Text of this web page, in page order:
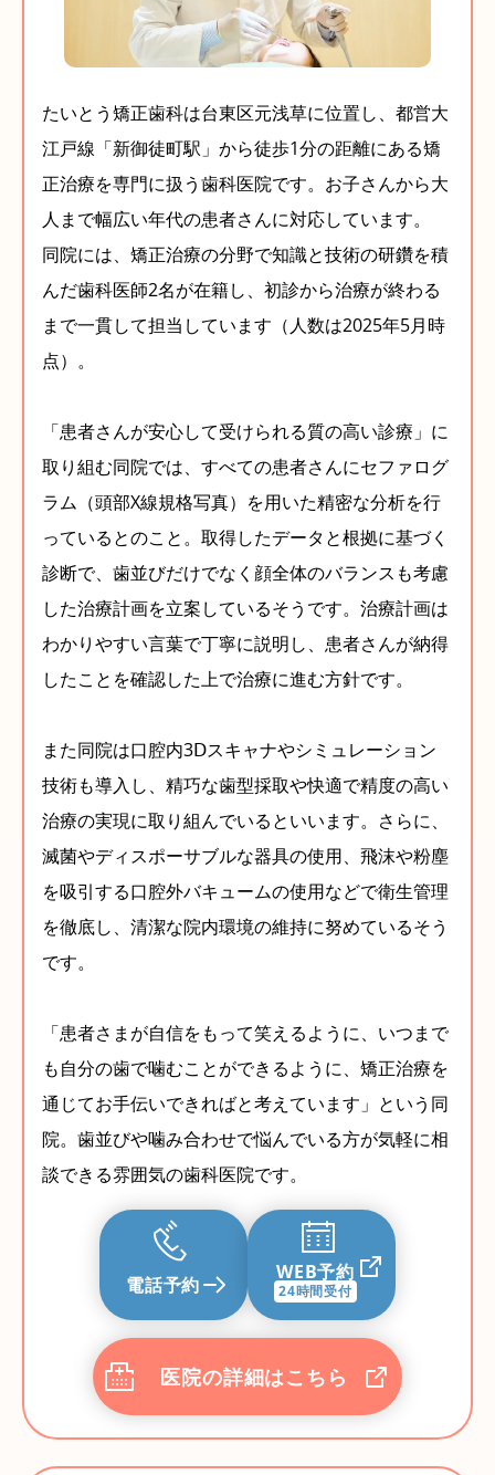
たいとう矯正歯科は台東区元浅草に位置し、都営大
江戸線「新御徒町駅」から徒歩1分の距離にある矯
正治療を専門に扱う歯科医院です。お子さんから大
人まで幅広い年代の患者さんに対応しています。
同院には、矯正治療の分野で知識と技術の研鑽を積
んだ歯科医師2名が在籍し、初診から治療が終わる
まで一貫して担当しています（人数は2025年5月時
点）。
「患者さんが安心して受けられる質の高い診療」に
取り組む同院では、すべての患者さんにセファログ
ラム（頭部X線規格写真）を用いた精密な分析を行
っているとのこと。取得したデータと根拠に基づく
診断で、歯並びだけでなく顔全体のバランスも考慮
した治療計画を立案しているそうです。治療計画は
わかりやすい言葉で丁寧に説明し、患者さんが納得
したことを確認した上で治療に進む方針です。
また同院は口腔内3Ⅾスキャナやシミュレーション
技術も導入し、精巧な歯型採取や快適で精度の高い
治療の実現に取り組んでいるといいます。さらに、
滅菌やディスポーサブルな器具の使用、飛沫や粉塵
を吸引する口腔外バキュームの使用などで衛生管理
を徹底し、清潔な院内環境の維持に努めているそう
です。
「患者さまが自信をもって笑えるように、いつまで
も自分の歯で噛むことができるように、矯正治療を
通じてお手伝いできればと考えています」という同
院。歯並びや噛み合わせで悩んでいる方が気軽に相
談できる雰囲気の歯科医院です。
電話予約
WEB予約
24時間受付
医院の詳細はこちら